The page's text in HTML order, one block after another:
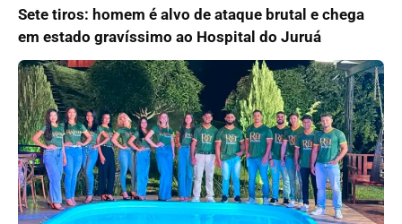
Sete tiros: homem é alvo de ataque brutal e chega
em estado gravíssimo ao Hospital do Juruá